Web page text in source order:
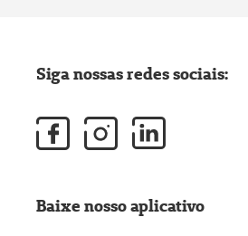
Siga nossas redes sociais:
Baixe nosso aplicativo